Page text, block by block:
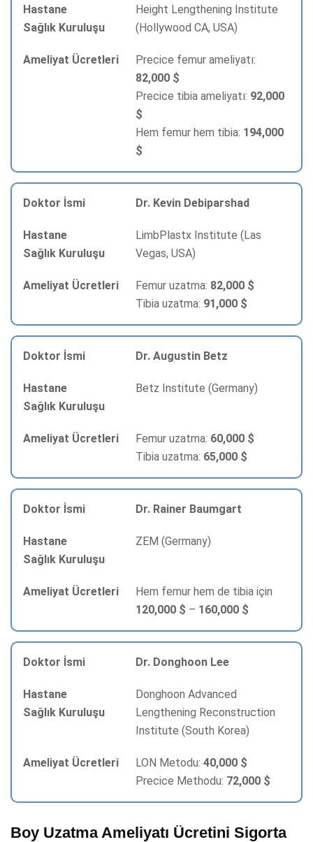
Height Lengthening Institute
(Hollywood CA, USA)
Precice femur ameliyatı:
82,000 $
Precice tibia ameliyatı: 92,000
$
Hem femur hem tibia: 194,000
$
Dr. Kevin Debiparshad
LimbPlastx Institute (Las
Vegas, USA)
Femur uzatma: 82,000 $
Tibia uzatma: 91,000 $
Dr. Augustin Betz
Betz Institute (Germany)
Femur uzatma: 60,000 $
Tibia uzatma: 65,000 $
Dr. Rainer Baumgart
ZEM (Germany)
Hem femur hem de tibia için
120,000 $ – 160,000 $
Dr. Donghoon Lee
Donghoon Advanced
Lengthening Reconstruction
Institute (South Korea)
LON Metodu: 40,000 $
Precice Methodu: 72,000 $
Boy Uzatma Ameliyatı Ücretini Sigorta